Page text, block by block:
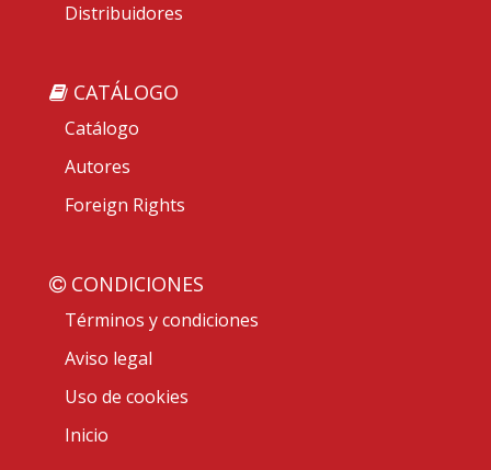
Distribuidores
CATÁLOGO
Catálogo
Autores
Foreign Rights
CONDICIONES
Términos y condiciones
Aviso legal
Uso de cookies
Inicio